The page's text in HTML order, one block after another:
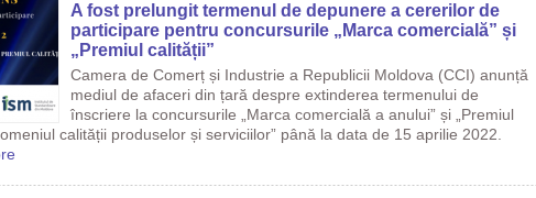
A fost prelungit termenul de depunere a cererilor de
participare pentru concursurile „Marca comercială” și
„Premiul calității”
Camera de Comerț și Industrie a Republicii Moldova (CCI) anunță
mediul de afaceri din țară despre extinderea termenului de
înscriere la concursurile „Marca comercială a anului” și „Premiul
calității produselor și serviciilor” până la data de 15 aprilie 2022.